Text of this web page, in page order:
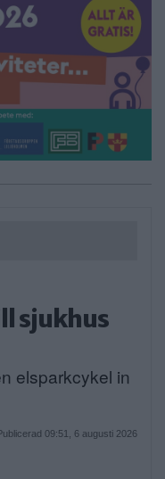
sjukhus
elsparkcykel in
09:51, 6 augusti 2026